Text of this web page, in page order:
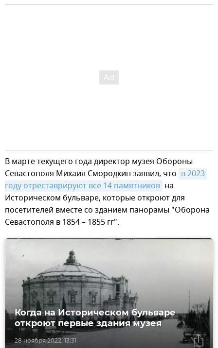
В марте текущего года директор музея Обороны
Севастополя Михаил Смородкин заявил, что в 2023
году отреставрируют все 14 памятников на
Историческом бульваре, которые откроют для
посетителей вместе со зданием панорамы "Оборона
Севастополя в 1854 – 1855 гг".
28 ноября 2022, 13:31
Когда на Историческом бульваре
откроют первые здания музея